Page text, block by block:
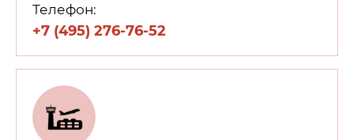
Телефон:
+7 (495) 276-76-52